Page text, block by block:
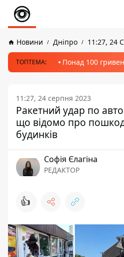
Новини Дніпро 11:27, 24
ТОПТЕМА: Понад 100
11:27, 24 серпня 2023
Ракетний удар по
що відомо про
будинків
Софія Єлагіна
РЕДАКТОР
👍